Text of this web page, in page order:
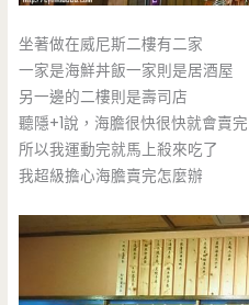
坐著做在威尼斯二樓有二家
一家是海鮮丼飯一家則是居酒屋
另一邊的二樓則是壽司店
聽隱+1說，海膽很快很快就會賣完
所以我運動完就馬上殺來吃了
我超級擔心海膽賣完怎麼辦